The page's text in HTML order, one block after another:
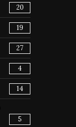
20
19
27
4
14
5